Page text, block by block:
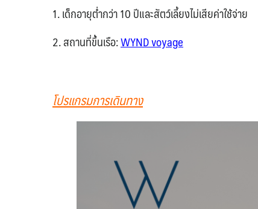
1.เด็กอายุต่ำกว่า 10 ปีและสัตว์เลี้ยงไม่เสียค่าใช้จ่าย
2. สถานที่ขึ้นเรือ:WYND voyage
โปรแกรมการเดินทาง